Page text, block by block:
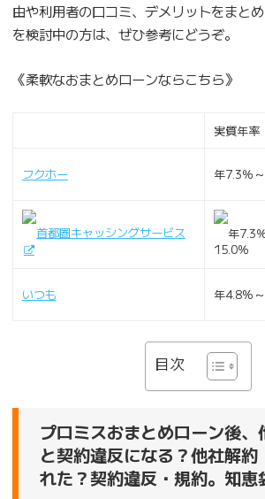
由や利用者の口コミ、デメリットをまと
を検討中の方は、ぜひ参考にどうぞ。
《柔軟なおまとめローンならこちら》
実質年率
フクホー 年7.3％
首都圏キャッシングサービス
年7.3
15.0％
いつも 年4.8%
目次
プロミスおまとめローン後、
と契約違反になる？他社解約
れた？契約違反・規約。知恵